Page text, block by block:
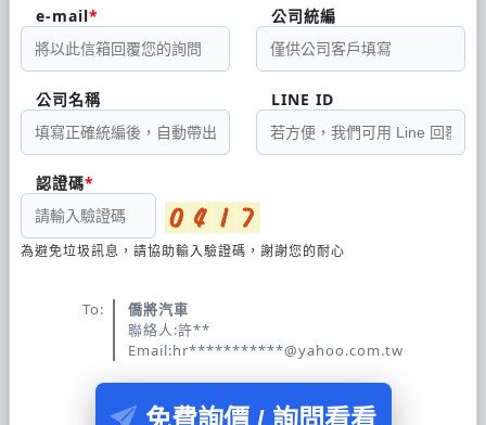
e-mail 公司統編
公司名稱 LINE ID
認證碼
為避免垃圾訊息，請協助輸入驗證碼，謝謝您的耐心
To:
僑將汽車
聯絡人:許**
Email:hr***********@yahoo.com.tw
免費詢價 / 詢問看看